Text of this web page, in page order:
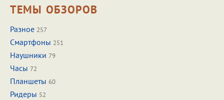
ТЕМЫ ОБЗОРОВ
Разное 257
Смартфоны 251
Наушники 79
Часы 72
Планшеты 60
Ридеры 52